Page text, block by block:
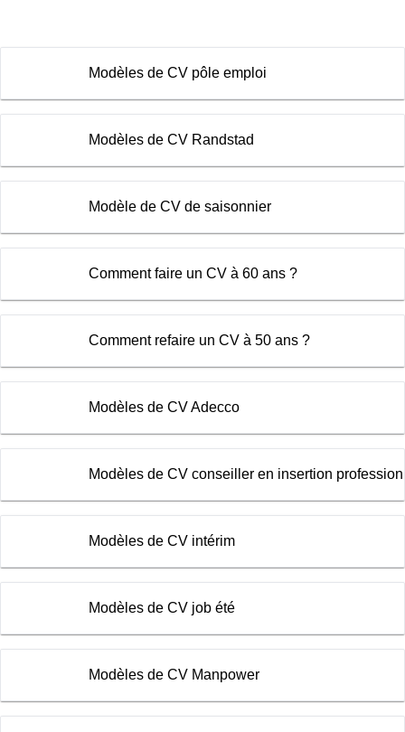
Modèles de CV pôle emploi
Modèles de CV Randstad
Modèle de CV de saisonnier
Comment faire un CV à 60 ans ?
Comment refaire un CV à 50 ans ?
Modèles de CV Adecco
Modèles de CV conseiller en insertion
Modèles de CV intérim
Modèles de CV job été
Modèles de CV Manpower